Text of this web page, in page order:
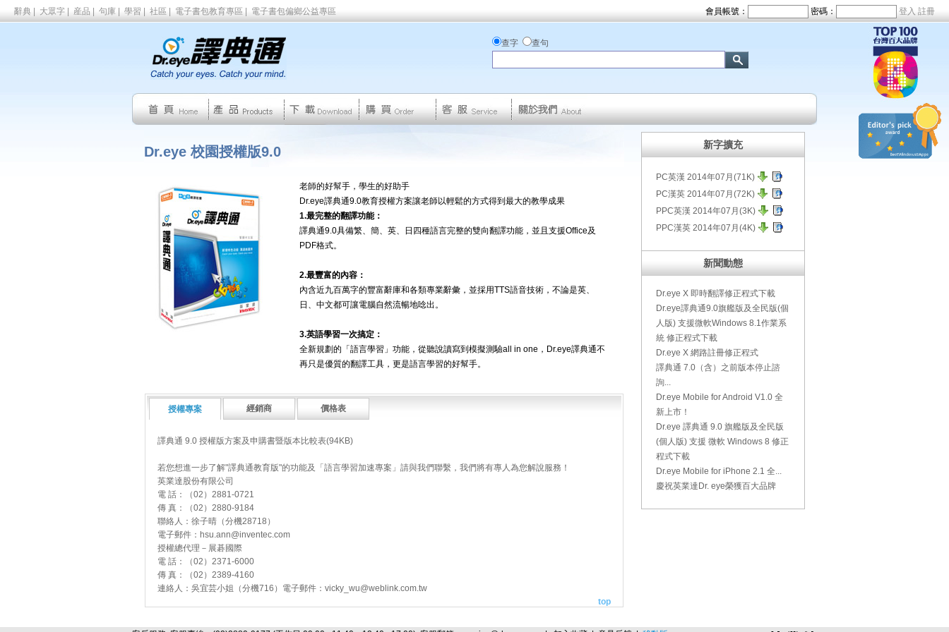
辭典 大眾字 産品 句庫 學習 社區 電子書包教育專區 電子書包偏鄉公益專區
查字 查句
Dr.eye 校園授權版9.0
老師的好幫手，學生的好助手
Dr.eye譯典通9.0教育授權方案讓老師以輕鬆的方式得到最大的教學成果
1.最完整的翻譯功能：
譯典通9.0具備繁、簡、英、日四種語言完整的雙向翻譯功能，並且支援Office及
PDF格式。
2.最豐富的內容：
內含近九百萬字的豐富辭庫和各類專業辭彙，並採用TTS語音技術，不論是英、
日、中文都可讓電腦自然流暢地唸出。
3.英語學習一次搞定：
全新規劃的「語言學習」功能，從聽說讀寫到模擬測驗all in one，Dr.eye譯典通不
再只是優質的翻譯工具，更是語言學習的好幫手。
授權專案 經銷商 價格表
譯典通 9.0 授權版方案及申購書暨版本比較表(94KB)
若您想進一步了解"譯典通教育版"的功能及「語言學習加速專案」請與我們聯繫，我們將有專人為您解說服務！
英業達股份有限公司
電 話：（02）2881-0721
傳 真：（02）2880-9184
聯絡人：徐子晴（分機28718）
電子郵件： hsu.ann@inventec.com
授權總代理－展碁國際
電 話：（02）2371-6000
傳 真：（02）2389-4160
連絡人：吳宜芸小姐（分機716）電子郵件： vicky_wu@weblink.com.tw
top
新字擴充
PC英漢 2014年07月(71K)
PC漢英 2014年07月(72K)
PPC英漢 2014年07月(3K)
PPC漢英 2014年07月(4K)
新聞動態
Dr.eye X 即時翻譯修正程式下載
Dr.eye譯典通9.0旗艦版及全民版(個
人版) 支援微軟Windows 8.1作業系
統 修正程式下載
Dr.eye X 網路註冊修正程式
譯典通 7.0（含）之前版本停止諮
詢...
Dr.eye Mobile for Android V1.0 全
新上市！
Dr.eye 譯典通 9.0 旗艦版及全民版
(個人版) 支援 微軟 Windows 8 修正
程式下載
Dr.eye Mobile for iPhone 2.1 全...
慶祝英業達Dr. eye榮獲百大品牌